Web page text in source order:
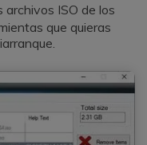
ISO de los
que quieras